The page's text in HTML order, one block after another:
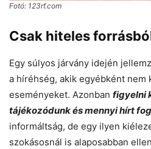
Fotó: 123rf.com
Csak hiteles
Egy súlyos járvány idején
a híréhség, akik egyébként nem
eseményeket. Azonban figyelni
tájékozódunk és mennyi hírt
informáltság, de egy ilyen
szokásosnál is alaposabban